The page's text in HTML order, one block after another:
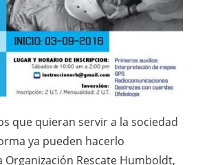
que quieran servir a la sociedad
ya pueden hacerlo
Organización Rescate Humboldt,